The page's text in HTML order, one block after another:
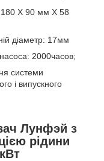
180 Х 90 мм Х 58
діаметр: 17мм
2000часов;
системи
і випускного
Лунфэй з
рідини